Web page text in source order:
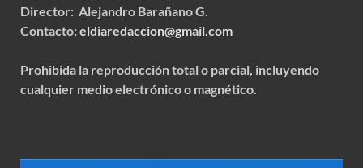
Director: Alejandro Barañano G.
Contacto:eldiaredaccion@gmail.com
Prohibida la reproducción total o parcial, incluyendo
cualquier medio electrónico o magnético.